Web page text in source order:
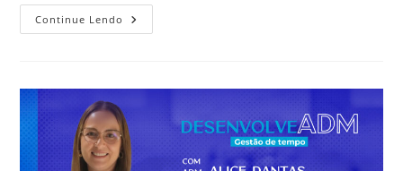
Continue Lendo CRA-
RN